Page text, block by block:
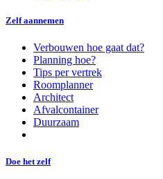
Zelf aannemen
Verbouwen hoe gaat dat?
Planning hoe?
Tips per vertrek
Roomplanner
Architect
Afvalcontainer
Duurzaam
Doe het zelf